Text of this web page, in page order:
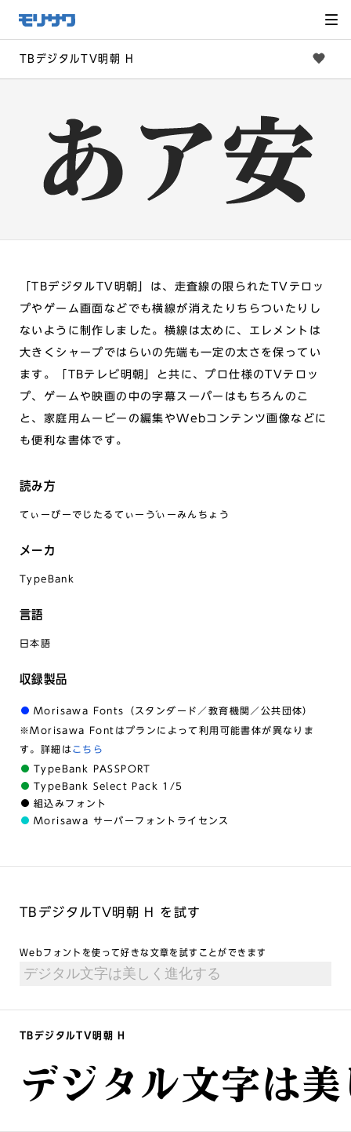
メ
ニュー
飛ばし
へ移動
TBデジタルTV明朝 H
「TBデジタルTV明朝」は、走査線の限られたTVテロッ
プやゲーム画面などでも横線が消えたりちらついたりし
ないように制作しました。横線は太めに、エレメントは
大きくシャープではらいの先端も一定の太さを保ってい
ます。「TBテレビ明朝」と共に、プロ仕様のTVテロッ
プ、ゲームや映画の中の字幕スーパーはもちろんのこ
と、家庭用ムービーの編集やWebコンテンツ画像などに
も便利な書体です。
読み方
てぃーびーでじたるてぃーゔぃーみんちょう
メーカ
TypeBank
言語
日本語
収録製品
Morisawa Fonts（スタンダード／教育機関／公共団体）
※Morisawa Fontはプランによって利用可能書体が異なりま
す。詳細は こちら
TypeBank PASSPORT
TypeBank Select Pack 1/5
組込みフォント
Morisawa サーバーフォントライセンス
TBデジタルTV明朝 H を試す
Webフォントを使って好きな文章を試すことができます
TBデジタルTV明朝 H
デジタル文字は